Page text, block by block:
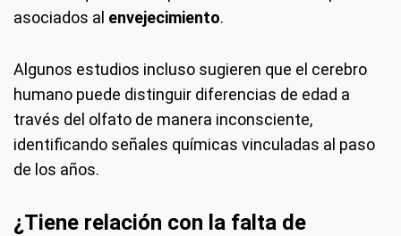
asociados al envejecimiento.
Algunos estudios incluso sugieren que el cerebro
humano puede distinguir diferencias de edad a
través del olfato de manera inconsciente,
identificando señales químicas vinculadas al paso
de los años.
¿Tiene relación con la falta de